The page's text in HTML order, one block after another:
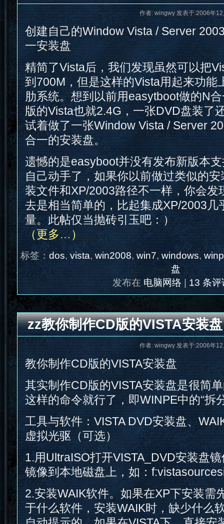
作者: wingwy 发表于:2006年
创建自己的Window Vista / Server
一安装盘
精简了Vista后，我们发现虽然可以把
到700M，但是这样的Vista用起来功能
肋系统。想到以前用easytboot做的N
版的Vista也就2.4G，一张DVD盘装了
试着做了一张Window Vista / Server
合一的安装盘。
遗憾的是easyboot并没有发布新版本
自己动手了，如果你以前做过类似的
装文件和XP/2003路径不一样，你会发
去是相当简单的，比起集成XP/2003几
量。此帖仅当抛砖引玉吧：）
（更多…）
标签：dos, vista, win2008, win7,windows,
盘
发布在 电脑网络|13 条评
zz教你制作CD版的VISTA安装盘
作者: wingwy 发表于:2006年
教你制作CD版的VISTA安装盘
其实制作CD版的VISTA安装盘是很简
这样的命令就行了，即WINPE中的“拆
工具与软件：VISTA DVD安装盘、
虚拟光驱（可选）
1.用UltraISO打开VISTA_DVD安装盘
镜像到本地磁盘上，如：
2.安装WAIK软件。如果在XP下安装需
于什么软件，安装WAIK时，缺少什么